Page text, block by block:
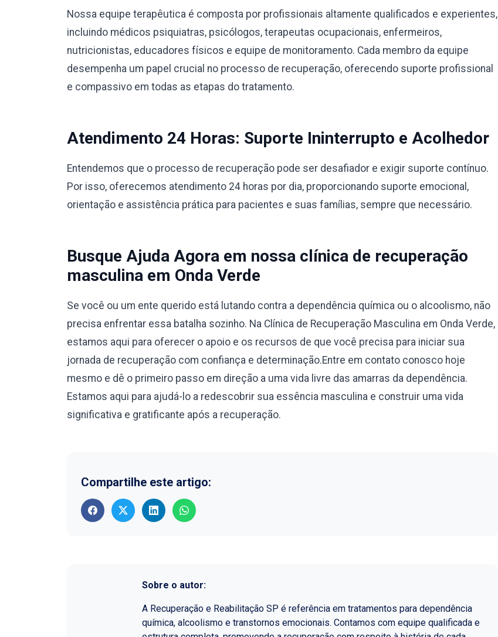
Nossa equipe terapêutica é composta por profissionais altamente qualificados e experientes,
incluindo médicos psiquiatras, psicólogos, terapeutas ocupacionais, enfermeiros,
nutricionistas, educadores físicos e equipe de monitoramento. Cada membro da equipe
desempenha um papel crucial no processo de recuperação, oferecendo suporte profissional
e compassivo em todas as etapas do tratamento.
Atendimento 24 Horas: Suporte Ininterrupto e Acolhedor
Entendemos que o processo de recuperação pode ser desafiador e exigir suporte contínuo.
Por isso, oferecemos atendimento 24 horas por dia, proporcionando suporte emocional,
orientação e assistência prática para pacientes e suas famílias, sempre que necessário.
Busque Ajuda Agora em nossa clínica de recuperação
masculina em Onda Verde
Se você ou um ente querido está lutando contra a dependência química ou o alcoolismo, não
precisa enfrentar essa batalha sozinho. Na Clínica de Recuperação Masculina em Onda Verde,
estamos aqui para oferecer o apoio e os recursos de que você precisa para iniciar sua
jornada de recuperação com confiança e determinação.Entre em contato conosco hoje
mesmo e dê o primeiro passo em direção a uma vida livre das amarras da dependência.
Estamos aqui para ajudá-lo a redescobrir sua essência masculina e construir uma vida
significativa e gratificante após a recuperação.
Compartilhe este artigo:
Sobre o autor:
A Recuperação e Reabilitação SP é referência em tratamentos para dependência
química, alcoolismo e transtornos emocionais. Contamos com equipe qualificada e